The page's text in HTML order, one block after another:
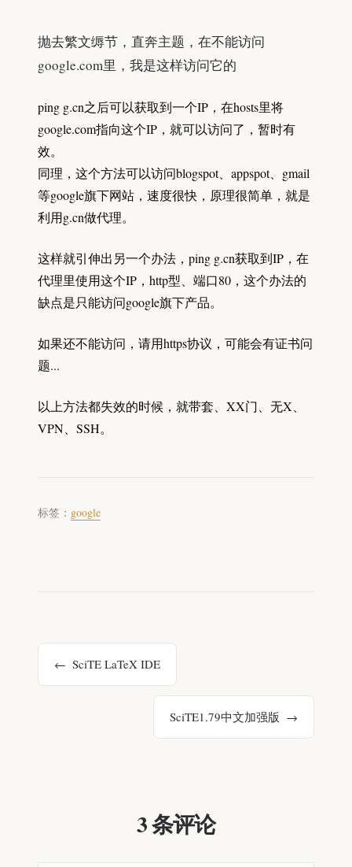
抛去繁文缛节，直奔主题，在不能访问
google.com里，我是这样访问它的
ping g.cn之后可以获取到一个IP，在hosts里将
google.com指向这个IP，就可以访问了，暂时有
效。
同理，这个方法可以访问blogspot、appspot、gmail
等google旗下网站，速度很快，原理很简单，就是
利用g.cn做代理。
这样就引伸出另一个办法，ping g.cn获取到IP，在
代理里使用这个IP，http型、端口80，这个办法的
缺点是只能访问google旗下产品。
如果还不能访问，请用https协议，可能会有证书问
题...
以上方法都失效的时候，就带套、XX门、无X、
VPN、SSH。
标签： google
SciTE LaTeX IDE
SciTE1.79中文加强版
3 条评论